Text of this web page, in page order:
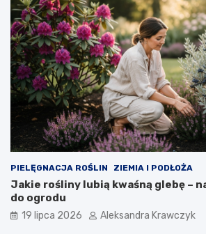
PIELĘGNACJA ROŚLIN ZIEMIA I PODŁOŻA
Jakie rośliny lubią kwaśną glebę –
do ogrodu
19 lipca 2026 Aleksandra Krawczyk